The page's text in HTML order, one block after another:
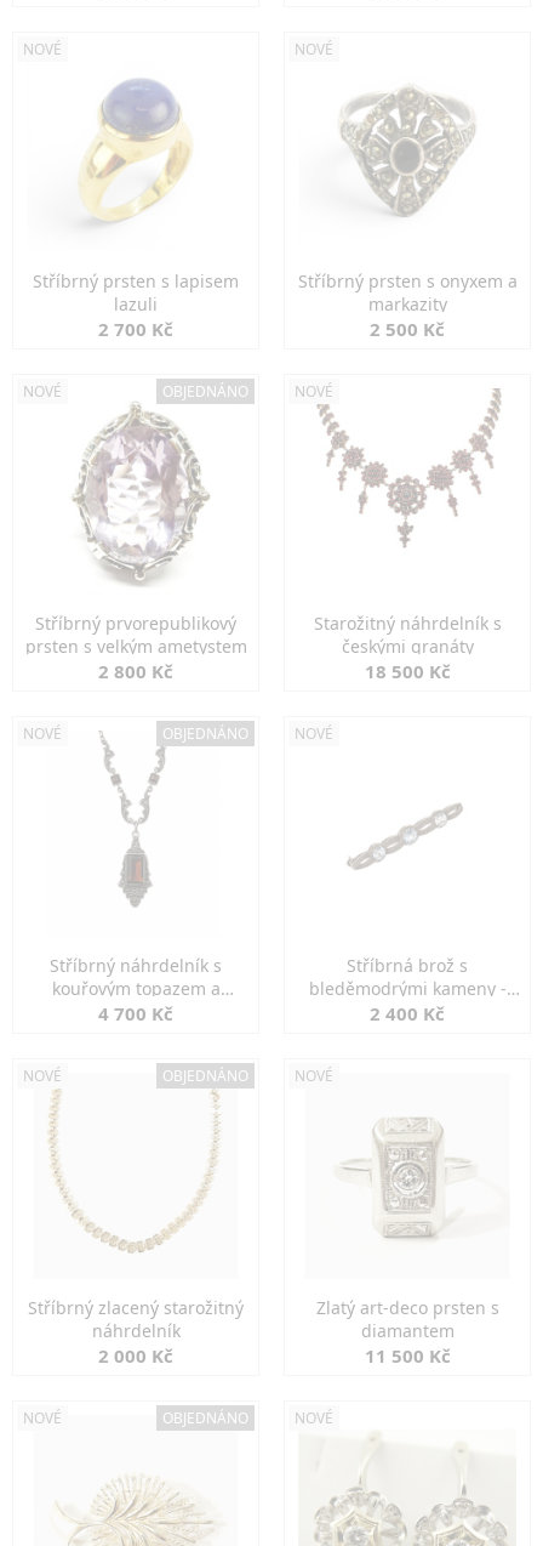
NOVÉ
Stříbrný prsten s lapisem
lazuli
2 700 Kč
NOVÉ
Stříbrný prsten s onyxem a
markazity
2 500 Kč
NOVÉ OBJEDNÁNO
Stříbrný prvorepublikový
prsten s velkým ametystem
2 800 Kč
NOVÉ
Starožitný náhrdelník s
českými granáty
18 500 Kč
NOVÉ OBJEDNÁNO
Stříbrný náhrdelník s
kouřovým topazem a
markazity
4 700 Kč
NOVÉ
Stříbrná brož s
bleděmodrými kameny -
jemná elegance
2 400 Kč
NOVÉ OBJEDNÁNO
Stříbrný zlacený starožitný
náhrdelník
2 000 Kč
NOVÉ
Zlatý art-deco prsten s
diamantem
11 500 Kč
NOVÉ OBJEDNÁNO NOVÉ